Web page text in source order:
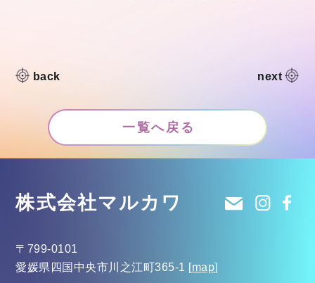
back next
一覧へ戻る
株式会社マルカワ
〒799-0101
愛媛県四国中央市川之江町365-1 [map]